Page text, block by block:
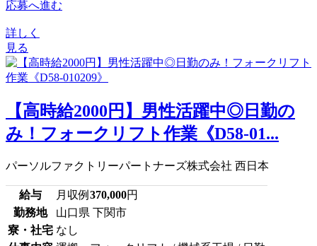
応募へ進む
詳しく
見る
【高時給2000円】男性活躍中◎日勤の
み！フォークリフト作業《D58-01...
パーソルファクトリーパートナーズ株式会社 西日本
給与 月収例 370,000円
勤務地
山口県 下関市
寮・社宅 なし